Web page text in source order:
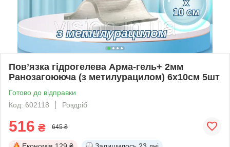
Пов’язка гідрогелева Арма-гель+ 2мм
Ранозагоююча (з метилурацилом) 6х10см 5шт
Готово до відправки
Код: 602118
Роздріб
516 ₴ 645 ₴